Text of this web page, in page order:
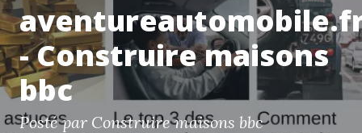
- Construire maisons
bbc
Posté par Construire maisons bbc